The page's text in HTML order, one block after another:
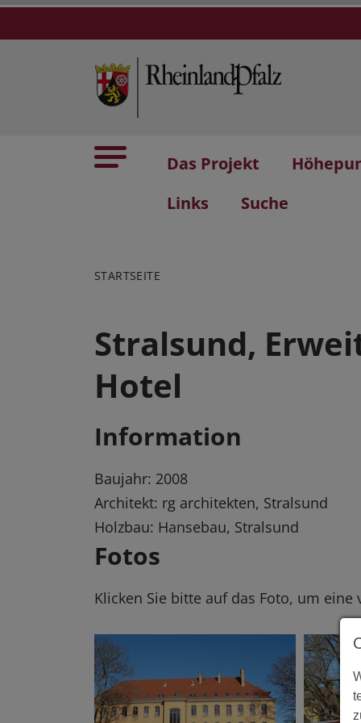
Das Projekt
Links
Suche
STARTSEITE
Stralsund,
Hotel
Information
Baujahr: 2008
Architekt: rg architekten, Stralsund
Holzbau: Hansebau, Stralsund
Fotos
Klicken Sie bitte auf das Foto, um